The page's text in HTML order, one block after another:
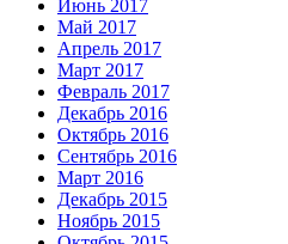
Июнь 2017
Май 2017
Апрель 2017
Март 2017
Февраль 2017
Декабрь 2016
Октябрь 2016
Сентябрь 2016
Март 2016
Декабрь 2015
Ноябрь 2015